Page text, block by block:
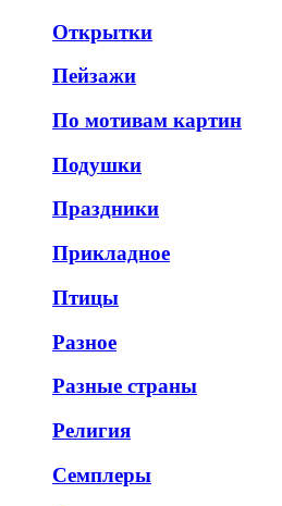
Открытки
Пейзажи
По мотивам картин
Подушки
Праздники
Прикладное
Птицы
Разное
Разные страны
Религия
Семплеры